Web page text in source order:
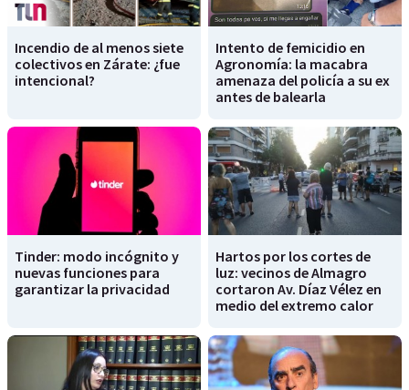
Incendio de al menos siete
colectivos en Zárate: ¿fue
intencional?
Intento de femicidio en
Agronomía: la macabra
amenaza del policía a su ex
antes de balearla
Tinder: modo incógnito y
nuevas funciones para
garantizar la privacidad
Hartos por los cortes de
luz: vecinos de Almagro
cortaron Av. Díaz Vélez en
medio del extremo calor